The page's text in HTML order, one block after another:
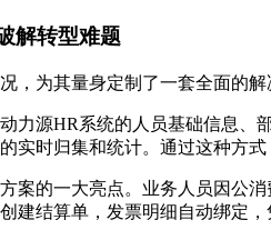
解转型难题
，为其量身定制了一套全面的
力源HR系统的人员基础信息、
实时归集和统计。通过这种方
案的一大亮点。业务人员因公
建结算单，发票明细自动绑定